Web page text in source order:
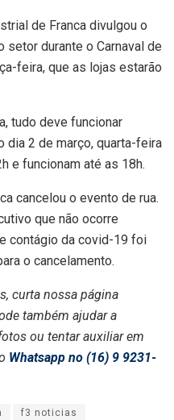
de Franca divulgou o
setor durante o Carnaval de
feira, que as lojas estarão
tudo deve funcionar
dia 2 de março, quarta-feira
e funcionam até as 18h.
cancelou o evento de rua.
que não ocorre
contágio da covid-19 foi
o cancelamento.
curta nossa página
também ajudar a
ou tentar auxiliar em
Whatsapp no (16) 9 9231-
f3 noticias